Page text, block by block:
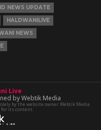
NEWS UPDATE
HALDWANILIVE
NEWS
Live
by Webtik Media
by the website owner. Webtik Media
its content.